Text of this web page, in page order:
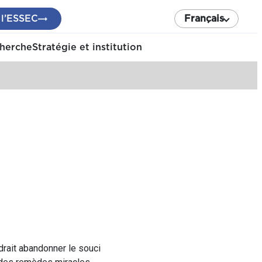
Français
Stratégie et institution
abandonner le souci